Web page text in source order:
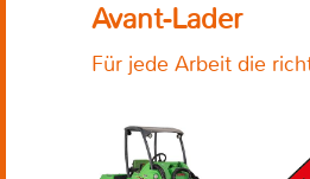
Avant-Lader
Für jede Arbeit die